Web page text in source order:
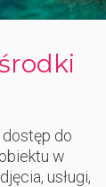
dostęp do
w
usługi,